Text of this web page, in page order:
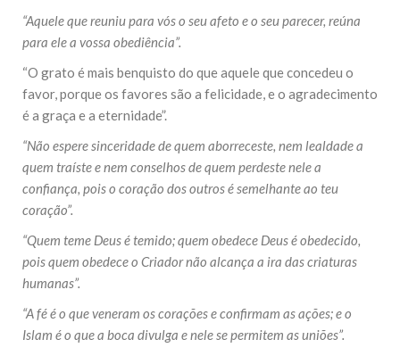
“Aquele que reuniu para vós o seu afeto e o seu parecer, reúna
para ele a vossa obediência”.
“O grato é mais benquisto do que aquele que concedeu o
favor, porque os favores são a felicidade, e o agradecimento
é a graça e a eternidade”.
“Não espere sinceridade de quem aborreceste, nem lealdade a
quem traíste e nem conselhos de quem perdeste nele a
confiança, pois o coração dos outros é semelhante ao teu
coração”.
“Quem teme Deus é temido; quem obedece Deus é obedecido,
pois quem obedece o Criador não alcança a ira das criaturas
humanas”.
“A fé é o que veneram os corações e confirmam as ações; e o
Islam é o que a boca divulga e nele se permitem as uniões”.